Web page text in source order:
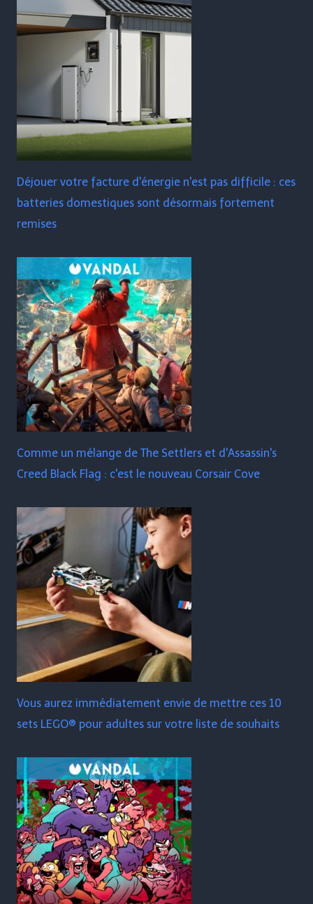
Déjouer votre facture d'énergie n'est pas difficile : ces
batteries domestiques sont désormais fortement
remises
Comme un mélange de The Settlers et d'Assassin's
Creed Black Flag : c'est le nouveau Corsair Cove
Vous aurez immédiatement envie de mettre ces 10
sets LEGO® pour adultes sur votre liste de souhaits